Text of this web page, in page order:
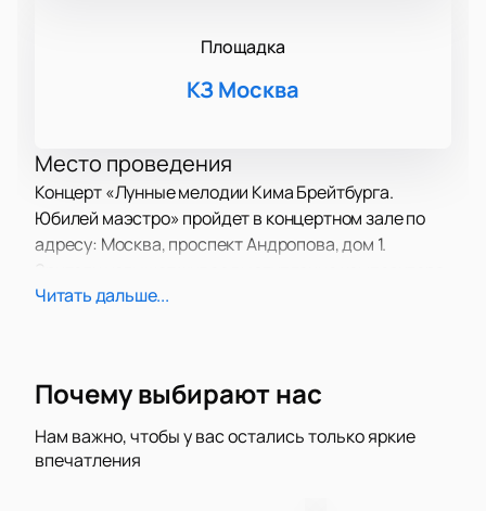
Площадка
КЗ Москва
Место проведения
Концерт «Лунные мелодии Кима Брейтбурга.
Юбилей маэстро» пройдет в концертном зале по
адресу: Москва, проспект Андропова, дом 1.
и его гостей.
Киркорова, Ларисы Долиной, Алсу и других
артистов. Прозвучат известные песни и новые
треки с обновленным звучанием. Музыканты
исполнят композиции о любви под аккомпанемент
Читать дальше...
Почему выбирают нас
Нам важно, чтобы у вас остались только яркие
впечатления